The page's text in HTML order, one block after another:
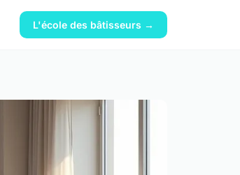
L'école des bâtisseurs →